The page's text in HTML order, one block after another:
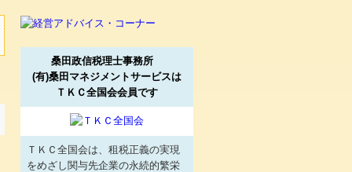
桑田政信税理士事務所
(有)桑田マネジメントサービスは
ＴＫＣ全国会会員です
ＴＫＣ全国会は、租税正義の実現
をめざし関与先企業の永続的繁栄